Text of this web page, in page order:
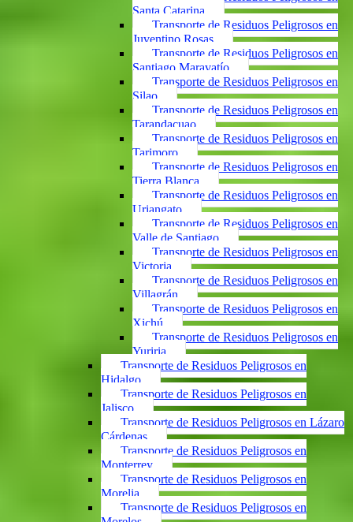
Santa Catarina
Transporte de Residuos Peligrosos en
Juventino Rosas
Transporte de Residuos Peligrosos en
Santiago Maravatío
Transporte de Residuos Peligrosos en
Silao
Transporte de Residuos Peligrosos en
Tarandacuao
Transporte de Residuos Peligrosos en
Tarimoro
Transporte de Residuos Peligrosos en
Tierra Blanca
Transporte de Residuos Peligrosos en
Uriangato
Transporte de Residuos Peligrosos en
Valle de Santiago
Transporte de Residuos Peligrosos en
Victoria
Transporte de Residuos Peligrosos en
Villagrán
Transporte de Residuos Peligrosos en
Xichú
Transporte de Residuos Peligrosos en
Yuriria
Transporte de Residuos Peligrosos en
Hidalgo
Transporte de Residuos Peligrosos en
Jalisco
Transporte de Residuos Peligrosos en Lázaro
Cárdenas
Transporte de Residuos Peligrosos en
Monterrey
Transporte de Residuos Peligrosos en
Morelia
Transporte de Residuos Peligrosos en